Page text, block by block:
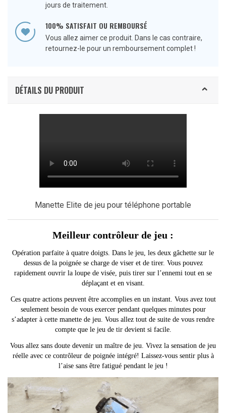
jours de traitement.
100% SATISFAIT OU REMBOURSÉ
Vous allez aimer ce produit. Dans le cas contraire,
retournez-le pour un remboursement complet !
DÉTAILS DU PRODUIT
Manette Elite de jeu pour téléphone portable
Meilleur contrôleur de jeu :
Opération parfaite à quatre doigts. Dans le jeu, les deux gâchette sur le
dessus de la poignée se charge de viser et de tirer. Vous pouvez
rapidement ouvrir la loupe de visée, puis tirer sur l’ennemi tout en se
déplaçant et en visant.
Ces quatre actions peuvent être accomplies en un instant. Vous avez tout
seulement besoin de vous exercer pendant quelques minutes pour
s’adapter à cette manette de jeu. Vous allez tout de suite de vous rendre
compte que le jeu de tir devient si facile.
Vous allez sans doute devenir un maître de jeu. Vivez la sensation de jeu
réelle avec ce contrôleur de poignée intégré! Laissez-vous sentir plus à
l’aise sans être fatigué pendant le jeu !